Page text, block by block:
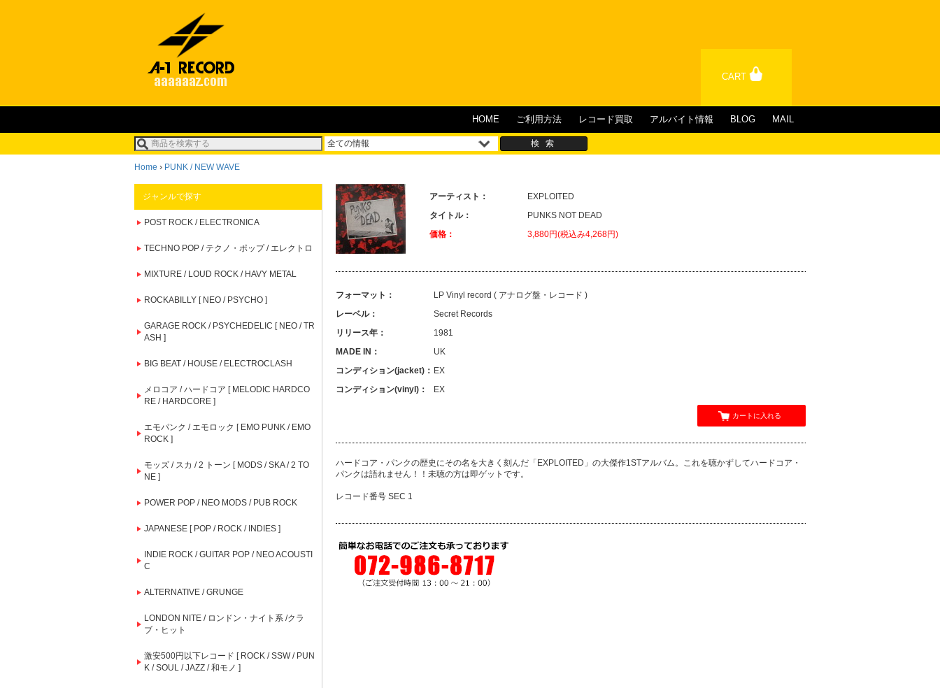
CART
HOME ご利用方法 レコード買取 アルバイト情報 BLOG MAIL
Home › PUNK / NEW WAVE
ジャンルで探す
POST ROCK / ELECTRONICA
TECHNO POP / テクノ・ポップ / エレクトロ
MIXTURE / LOUD ROCK / HAVY METAL
ROCKABILLY [ NEO / PSYCHO ]
GARAGE ROCK / PSYCHEDELIC [ NEO / TR
ASH ]
BIG BEAT / HOUSE / ELECTROCLASH
メロコア / ハードコア [ MELODIC HARDCO
RE / HARDCORE ]
エモパンク / エモロック [ EMO PUNK / EMO
ROCK ]
モッズ / スカ / 2 トーン [ MODS / SKA / 2 TO
NE ]
POWER POP / NEO MODS / PUB ROCK
JAPANESE [ POP / ROCK / INDIES ]
INDIE ROCK / GUITAR POP / NEO ACOUSTI
C
ALTERNATIVE / GRUNGE
LONDON NITE / ロンドン・ナイト系 /クラ
ブ・ヒット
激安500円以下レコード [ ROCK / SSW / PUN
K / SOUL / JAZZ / 和モノ ]
アーティスト：
EXPLOITED
タイトル：
PUNKS NOT DEAD
価格：
3,880円(税込み4,268円)
フォーマット：
LP Vinyl record ( アナログ盤・レコード )
レーベル：
Secret Records
リリース年：
1981
MADE IN：
UK
コンディション(jacket)： EX
コンディション(vinyl)：
EX
カートに入れる
ハードコア・パンクの歴史にその名を大きく刻んだ「EXPLOITED」の大傑作1STアルバム。これを聴かずしてハードコア・
パンクは語れません！！未聴の方は即ゲットです。
レコード番号 SEC 1